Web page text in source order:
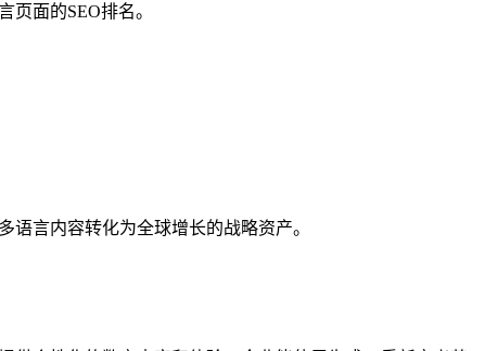
面的SEO排名。
言内容转化为全球增长的战略资产。